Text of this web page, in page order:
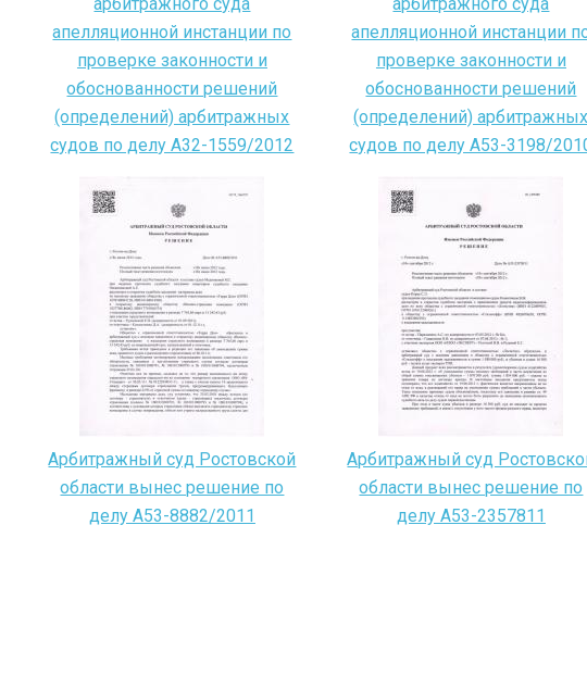
апелляционной инстанции по
проверке законности и
обоснованности решений
(определений) арбитражных
судов по делу А32-1559/2012
апелляционной инстанции
проверке законности и
обоснованности решений
(определений)
судов по делу А53-3198/
Арбитражный суд Ростовской
области вынес решение по
делу A53-8882/2011
Арбитражный суд
области вынес решение по
делу A53-2357811